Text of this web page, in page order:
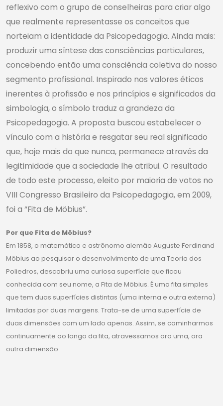
reflexivo com o grupo de conselheiras para criar algo
que realmente representasse os conceitos que
norteiam a identidade da Psicopedagogia. Ainda mais:
produzir uma síntese das consciências particulares,
concebendo então uma consciência coletiva do nosso
segmento profissional. Inspirado nos valores éticos
inerentes à profissão e nos princípios e significados da
simbologia, o símbolo traduz a grandeza da
Psicopedagogia. A proposta buscou estabelecer o
vínculo com a história e resgatar seu real significado
que, hoje mais do que nunca, permanece através da
legitimidade que a sociedade lhe atribui. O resultado
de todo este processo, eleito por maioria de votos no
VIII Congresso Brasileiro da Psicopedagogia, em 2009,
foi a “Fita de Möbius”.
Por que Fita de Möbius?
Em 1858, o matemático e astrônomo alemão Auguste Ferdinand
Möbius ao pesquisar o desenvolvimento de uma Teoria dos
Poliedros, descobriu uma curiosa superfície que ficou
conhecida com seu nome, a Fita de Möbius. É uma fita simples
que tem duas superfícies distintas (uma interna e outra externa)
limitadas por duas margens. Trata-se de uma superfície de
duas dimensões com um lado apenas. Assim, se caminharmos
continuamente ao longo da fita, atravessamos ora uma, ora
outra dimensão.